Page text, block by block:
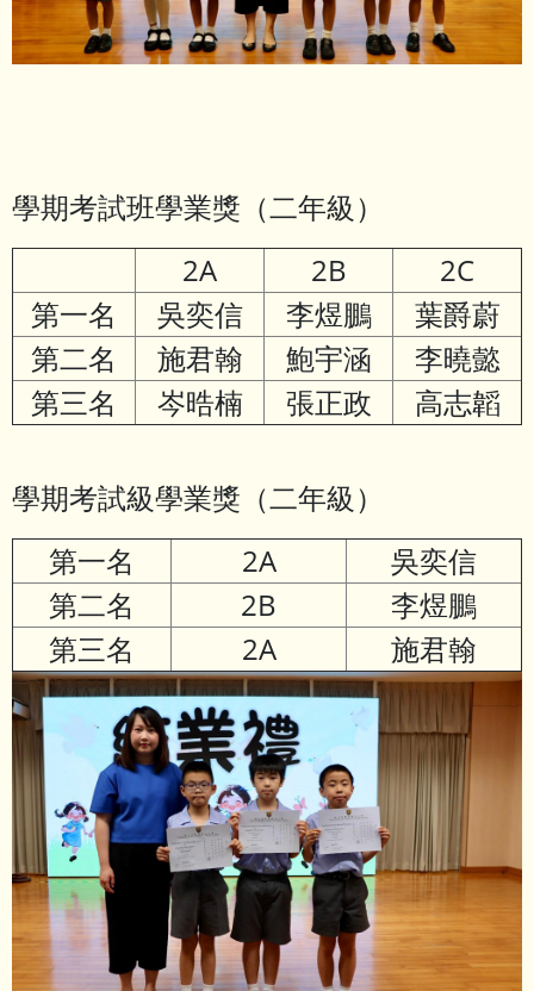
學期考試班學業獎（二年級）
2A
2B
2C
第一名
吳奕信 李煜鵬
葉爵蔚
第二名
施君翰 鮑宇涵
李曉懿
第三名
岑晧楠 張正政 高志韜
學期考試級學業獎（二年級）
第一名
2A
吳奕信
第二名
2B
李煜鵬
第三名
2A 施君翰